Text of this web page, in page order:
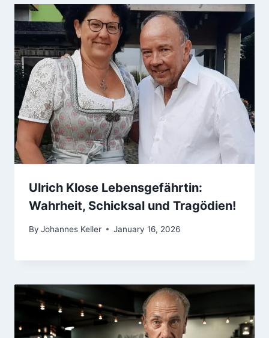
Ulrich Klose Lebensgefährtin:
Wahrheit, Schicksal und Tragödien!
By Johannes Keller January 16, 2026